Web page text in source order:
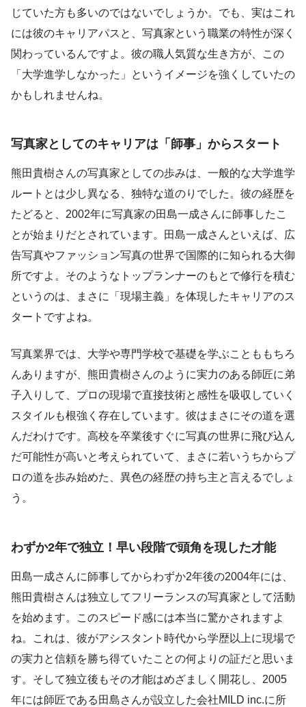
じていた方も多いのではないでしょうか。でも、実はこれ
には彼のキャリアパスと、写真家という職業の特性が深く
関わっているんですよ。彼の職人気質な生き方が、この
「大学進学しなかった」というイメージを強くしていたの
かもしれませんね。
写真家としてのキャリアは「師事」からスタート
熊田貴樹さんの写真家としての歩みは、一般的な大学進学
ルートとは少し異なる、独特な道のりでした。彼の経歴を
たどると、2002年に写真家の田島一成さんに師事したこ
とが始まりだとされています。田島一成さんといえば、広
告写真やファッション写真の世界で国際的に知られる大御
所ですよ。そのようなトップランナーのもとで修行を積む
というのは、まさに「現場主義」を体現したキャリアのス
タートですよね。
写真業界では、大学や専門学校で基礎を学ぶことももちろ
んありますが、熊田貴樹さんのように実力のある師匠に弟
子入りして、プロの現場で直接技術と感性を吸収していく
スタイルも根強く存在しています。彼はまさにその道を選
んだわけです。高校を卒業後すぐに写真の世界に飛び込ん
だ可能性が高いと考えられていて、まさに若いうちからプ
ロの道を歩み始めた、異色の経歴の持ち主と言えるでしょ
う。
わずか2年で独立！早い段階で頭角を現した才能
田島一成さんに師事してからわずか2年後の2004年には、
熊田貴樹さんは独立してフリーランスの写真家として活動
を始めます。このスピード感には本当に驚かされますよ
ね。これは、彼がアシスタント時代から学歴以上に現場で
の実力と信頼を勝ち得ていたことの何よりの証だと思いま
す。そして独立後もその才能はめざましく開花し、2005
年には師匠である田島さんが設立した会社MILD inc.に所